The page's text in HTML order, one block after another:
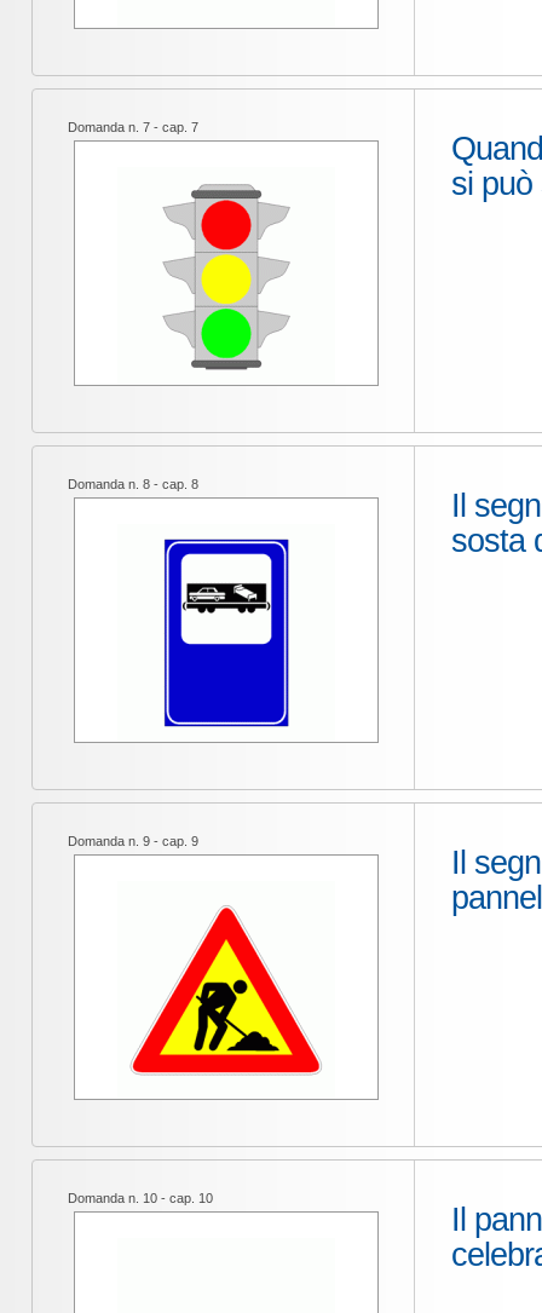
Domanda n. 7 - cap. 7
si può
Domanda n. 8 - cap. 8
Il
sosta
Domanda n. 9 - cap. 9
Il
Domanda n. 10 - cap. 10
Il